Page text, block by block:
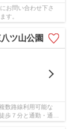
お問い合わせ下さ
す。
ツ山公園
数路線利用可能な
歩７分と通勤・通学